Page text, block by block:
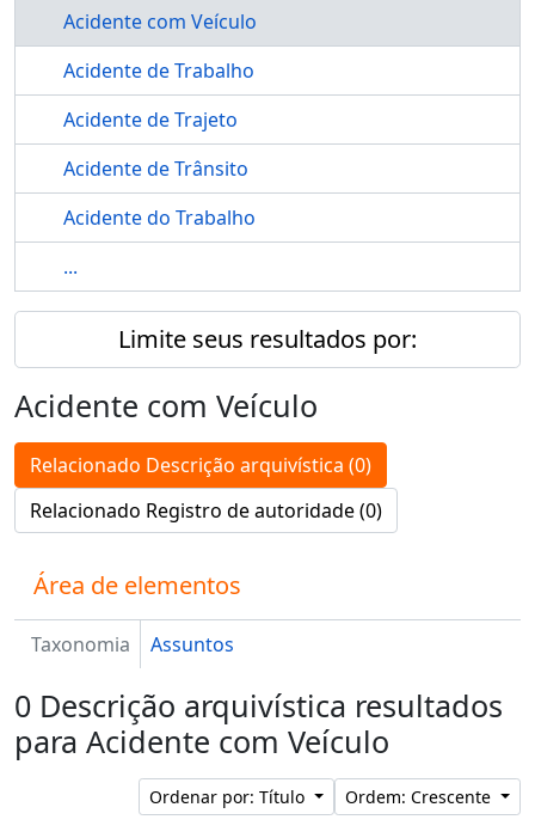
Acidente com Veículo
Acidente de Trabalho
Acidente de Trajeto
Acidente de Trânsito
Acidente do Trabalho
...
Limite seus resultados por:
Acidente com Veículo
Relacionado Descrição arquivística (0)
Relacionado Registro de autoridade (0)
Área de elementos
Taxonomia Assuntos
0 Descrição arquivística resultados
para Acidente com Veículo
Ordenar por: Título Ordem: Crescente